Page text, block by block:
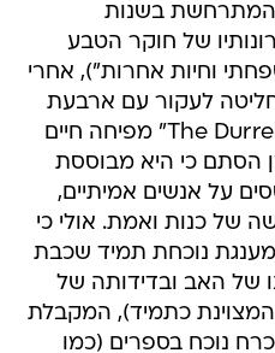
המתרחשת בשנות
של חוקר הטבע
וחיות אחרות"), אחרי
לעקור עם ארבעת
ילדיה לאי היווני קורפו. "The Durrells" מפיחה חיים
הסתם כי היא מבוססת
על אנשים אמיתיים,
של כנות ואמת. אולי כי
נוכחת תמיד שכבת
של האב ובדידותה של
כתמיד), המקבלת
נוכח בספרים (כמו